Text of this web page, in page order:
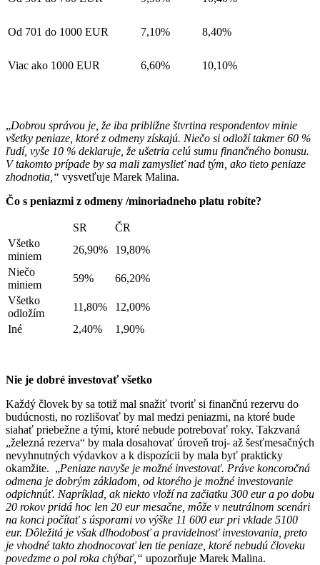
Od 701 do 1000 EUR 7,10% 8,40%
Viac ako 1000 EUR 6,60% 10,10%
„Dobrou správou je, že iba približne štvrtina respondentov minie
všetky peniaze, ktoré z odmeny získajú. Niečo si odloží takmer 60 %
ľudí, vyše 10 % deklaruje, že ušetria celú sumu finančného bonusu.
V takomto prípade by sa mali zamyslieť nad tým, ako tieto peniaze
zhodnotia,“ vysvetľuje Marek Malina.
Čo s peniazmi z odmeny /minoriadneho platu robíte?
SR
ČR
Všetko
miniem
26,90%
19,80%
Niečo
miniem
59%
66,20%
Všetko
odložím
11,80%
12,00%
Iné
2,40% 1,90%
Nie je dobré investovať všetko
Každý človek by sa totiž mal snažiť tvoriť si finančnú rezervu do
budúcnosti, no rozlišovať by mal medzi peniazmi, na ktoré bude
siahať priebežne a tými, ktoré nebude potrebovať roky. Takzvaná
„železná rezerva“ by mala dosahovať úroveň troj- až šesťmesačných
nevyhnutných výdavkov a k dispozícii by mala byť prakticky
okamžite. „Peniaze navyše je možné investovať. Práve koncoročná
odmena je dobrým základom, od ktorého je možné investovanie
odpichnúť. Napríklad, ak niekto vloží na začiatku 300 eur a po dobu
20 rokov pridá hoc len 20 eur mesačne, môže v neutrálnom scenári
na konci počítať s úsporami vo výške 11 600 eur pri vklade 5100
eur. Dôležitá je však dlhodobosť a pravidelnosť investovania, preto
je vhodné takto zhodnocovať len tie peniaze, ktoré nebudú človeku
povedzme o pol roka chýbať,“ upozorňuje Marek Malina.